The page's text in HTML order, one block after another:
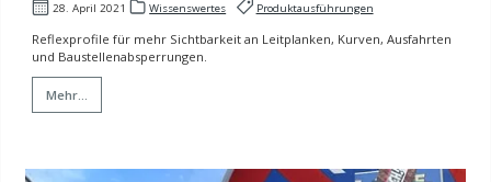
28. April 2021 Wissenswertes Produktausführungen
Reflexprofile für mehr Sichtbarkeit an Leitplanken, Kurven, Ausfahrten
und Baustellenabsperrungen.
Mehr...